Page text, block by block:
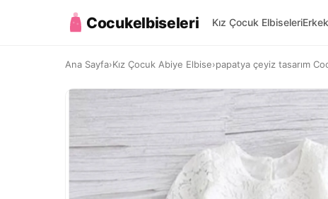
Cocukelbiseleri Kız Çocuk Elbiseleri
Ana Sayfa›Kız Çocuk Abiye Elbise›papatya çeyiz tasarım